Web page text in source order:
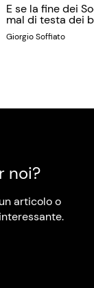
E se la fine dei
mal di testa dei
Giorgio Soffiato
noi?
articolo o